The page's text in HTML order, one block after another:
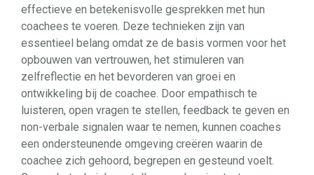
effectieve en betekenisvolle gesprekken met hun
coachees te voeren. Deze technieken zijn van
essentieel belang omdat ze de basis vormen voor het
opbouwen van vertrouwen, het stimuleren van
zelfreflectie en het bevorderen van groei en
ontwikkeling bij de coachee. Door empathisch te
luisteren, open vragen te stellen, feedback te geven en
non-verbale signalen waar te nemen, kunnen coaches
een ondersteunende omgeving creëren waarin de
coachee zich gehoord, begrepen en gesteund voelt.